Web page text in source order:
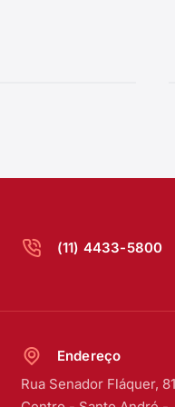
(11) 4433-5800
Endereço
Rua Senador Fláquer,